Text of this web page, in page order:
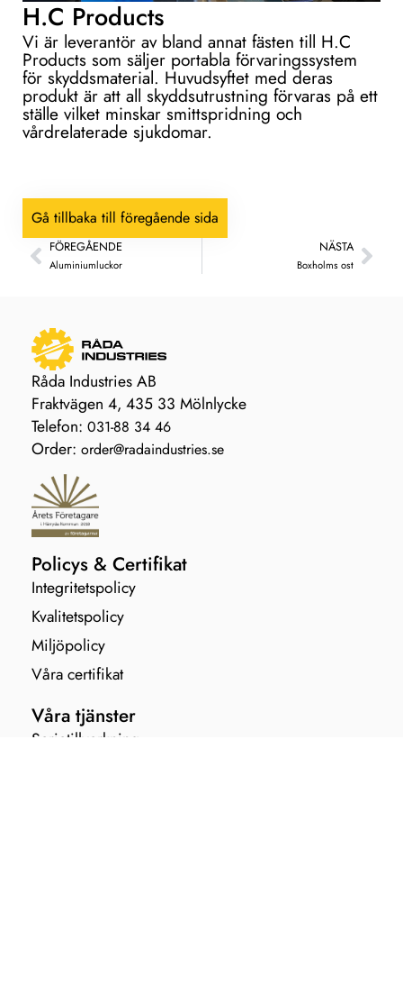
H.C Products
Vi är leverantör av bland annat fästen till H.C
Products som säljer portabla förvaringssystem
för skyddsmaterial. Huvudsyftet med deras
produkt är att all skyddsutrustning förvaras på ett
ställe vilket minskar smittspridning och
vårdrelaterade sjukdomar.
Gå tillbaka till föregående sida
FÖREGÅENDE
Aluminiumluckor
NÄSTA
Boxholms ost
Råda Industries AB
Fraktvägen 4, 435 33 Mölnlycke
Telefon: 031-88 34 46
Order: order@radaindustries.se
Policys & Certifikat
Integritetspolicy
Kvalitetspolicy
Miljöpolicy
Våra certifikat
Våra tjänster
Serietillverkning